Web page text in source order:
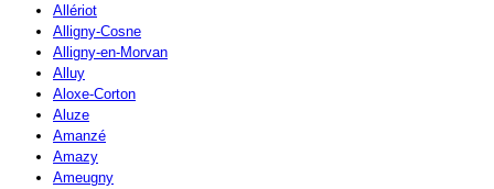
Allériot
Alligny-Cosne
Alligny-en-Morvan
Alluy
Aloxe-Corton
Aluze
Amanzé
Amazy
Ameugny